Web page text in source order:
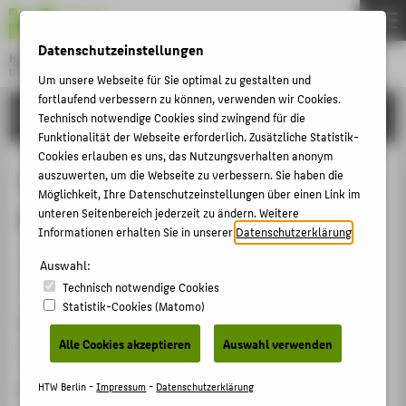
Hochschule für Technik und Wirtschaft Berlin
University of Applied Sciences
Menu
FORSCHUNG
Verwaltungspolitisches Kolloquium
Berlin-Brandenburg
Veranstaltungsorganisation › Sonstige Veranstaltung ›
2008
Veranstaltungsort, Datum
Humboldt Universität zu Berlin, 08.02.2008
Rolle bei der Organisation
THEMEN
HOCHSCHULE
CAMPUS
STUDIUM
LEHRE
KARRIERE
INTERNATIONAL
INFORMATIONEN FÜR
Datenschutzeinstellungen
Um unsere Webseite für Sie optimal zu gestalten und
fortlaufend verbessern zu können, verwenden wir Cookies.
Technisch notwendige Cookies sind zwingend für die
Funktionalität der Webseite erforderlich. Zusätzliche Statistik-
Cookies erlauben es uns, das Nutzungsverhalten anonym
auszuwerten, um die Webseite zu verbessern. Sie haben die
Möglichkeit, Ihre Datenschutzeinstellungen über einen Link im
unteren Seitenbereich jederzeit zu ändern. Weitere
Informationen erhalten Sie in unsererDatenschutzerklärung
Auswahl:
Technisch notwendige Cookies
Statistik-Cookies (Matomo)
Alle Cookies akzeptieren Auswahl verwenden
HTW Berlin -Impressum- Datenschutzerklärung